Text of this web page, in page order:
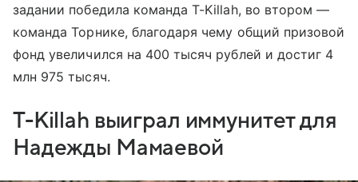
задании победила команда T-Killah, во втором —
команда Торнике, благодаря чему общий призовой
фонд увеличился на 400 тысяч рублей и достиг 4
млн 975 тысяч.
T-Killah выиграл иммунитет для
Надежды Мамаевой